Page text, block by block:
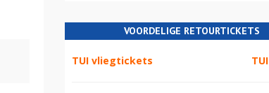
VOORDELIGE RETOURTICKETS
TUI vliegtickets TUI